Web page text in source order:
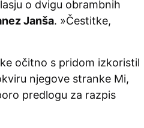
o dvigu obrambnih
Janša. »Čestitke,
očitno s pridom izkoristil
njegove stranke Mi,
predlogu za razpis